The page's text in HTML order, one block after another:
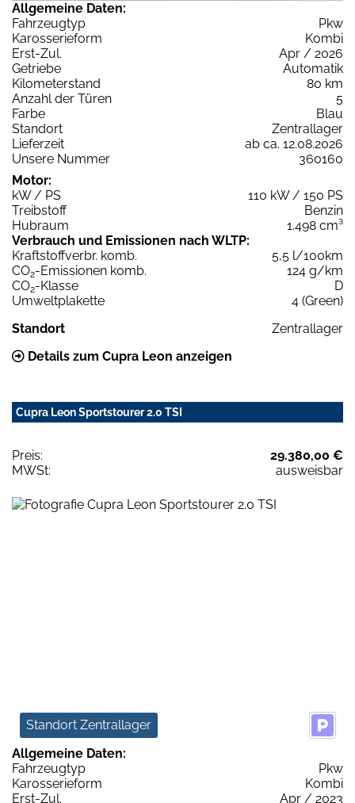
Allgemeine Daten:
Fahrzeugtyp
Pkw
Karosserieform
Kombi
Erst-Zul.
Apr / 2026
Getriebe
Automatik
Kilometerstand
80 km
Anzahl der Türen
5
Farbe
Blau
Standort
Zentrallager
Lieferzeit
ab ca. 12.08.2026
Unsere Nummer
360160
Motor:
kW / PS
110 kW / 150 PS
Treibstoff
Benzin
Hubraum
1.498 cm³
Verbrauch und Emissionen nach WLTP:
Kraftstoffverbr. komb.
5,5 l/100km
CO2-Emissionen komb.
124 g/km
CO2-Klasse
D
Umweltplakette
4 (Green)
Standort
Zentrallager
Details zum Cupra Leon anzeigen
Cupra Leon Sportstourer 2.0 TSI
Preis:
29.380,00 €
MWSt:
ausweisbar
Standort Zentrallager
Allgemeine Daten:
Fahrzeugtyp
Pkw
Karosserieform
Kombi
Erst-Zul.
Apr / 2023